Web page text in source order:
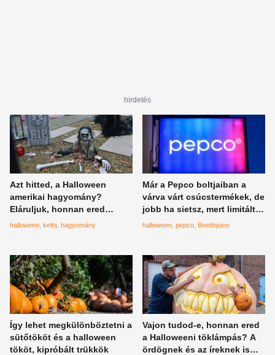
hirdetés
Azt hitted, a Halloween
amerikai hagyomány?
Eláruljuk, honnan ered
valójában
halloween kelta hagyomány
Már a Pepco boltjaiban a
várva várt csúcstermékek, de
jobb ha sietsz, mert limitált
kiadású mindegyik
halloween pepco Beetlejuice
Így lehet megkülönböztetni a
sütőtököt és a halloween
tököt, kipróbált trükkök
Vajon tudod-e, honnan ered
a Halloweeni töklámpás? A
ördögnek és az íreknek is